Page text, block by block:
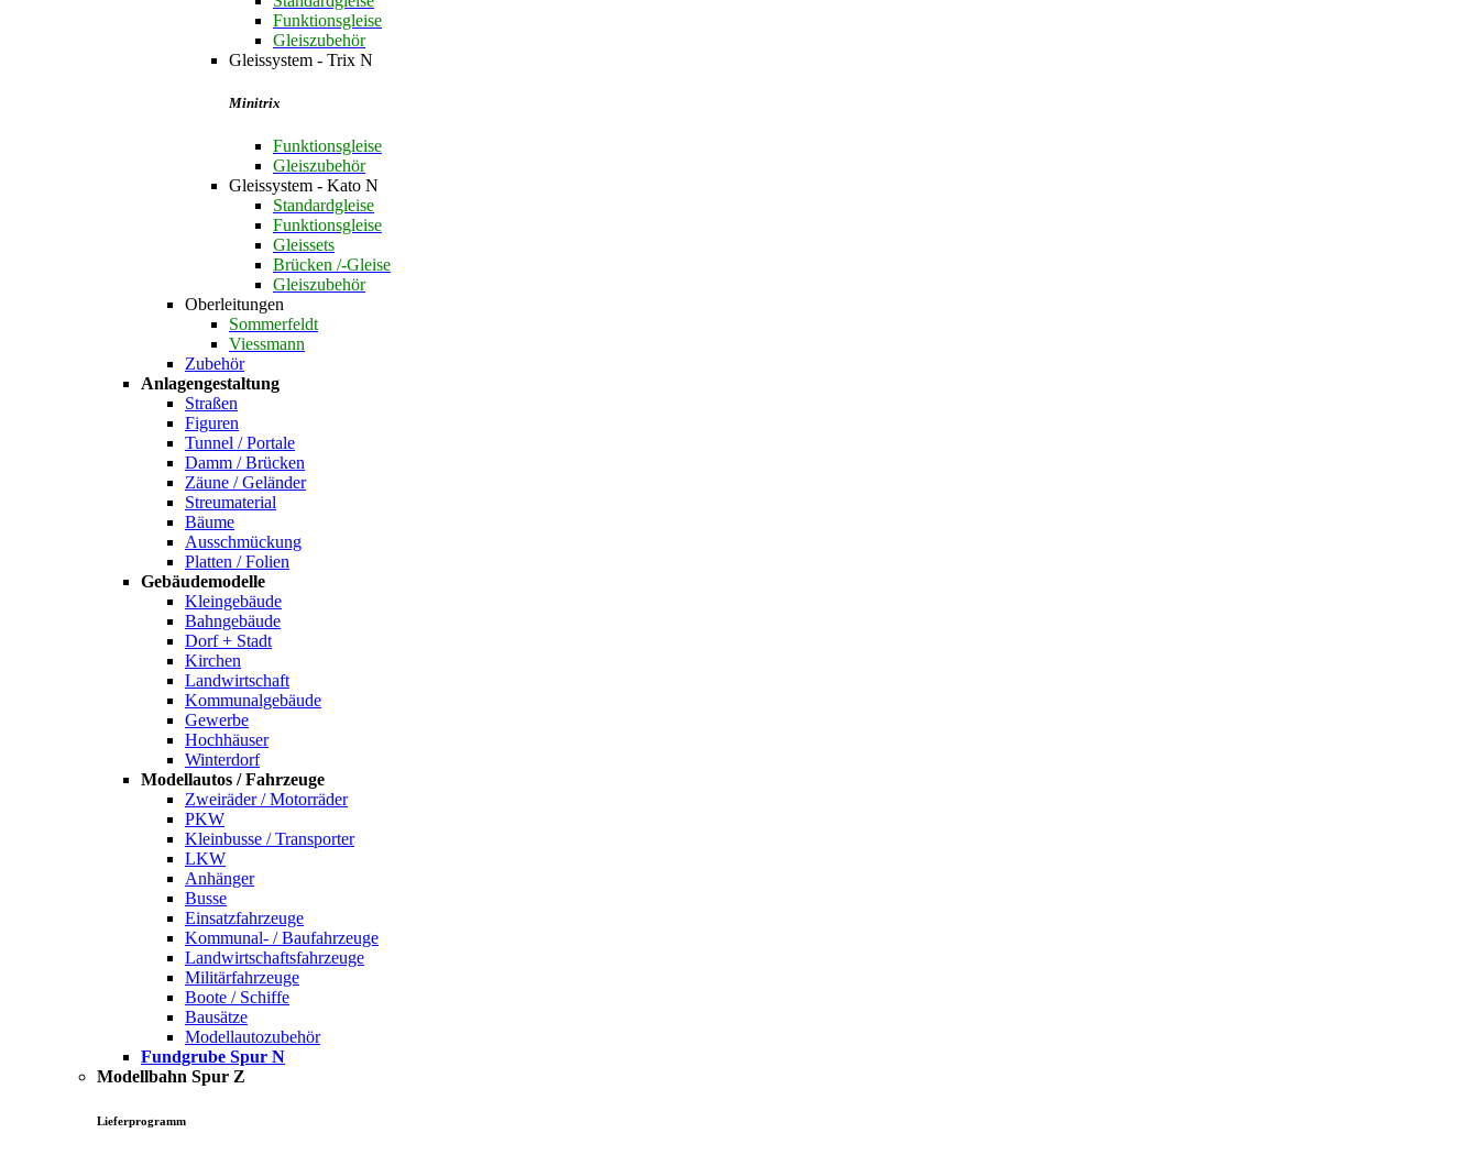
Funktionsgleise
Gleiszubehör
Gleissystem - Trix N
Minitrix
Funktionsgleise
Gleiszubehör
Gleissystem - Kato N
Standardgleise
Funktionsgleise
Gleissets
Brücken /-Gleise
Gleiszubehör
Oberleitungen
Sommerfeldt
Viessmann
Zubehör
Anlagengestaltung
Straßen
Figuren
Tunnel / Portale
Damm / Brücken
Zäune / Geländer
Streumaterial
Bäume
Ausschmückung
Platten / Folien
Gebäudemodelle
Kleingebäude
Bahngebäude
Dorf + Stadt
Kirchen
Landwirtschaft
Kommunalgebäude
Gewerbe
Hochhäuser
Winterdorf
Modellautos / Fahrzeuge
Zweiräder / Motorräder
PKW
Kleinbusse / Transporter
LKW
Anhänger
Busse
Einsatzfahrzeuge
Kommunal- / Baufahrzeuge
Landwirtschaftsfahrzeuge
Militärfahrzeuge
Boote / Schiffe
Bausätze
Modellautozubehör
Fundgrube Spur N
Modellbahn Spur Z
Lieferprogramm